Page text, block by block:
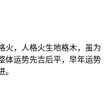
火，人格火生地格木，虽为
体运势先吉后平，早年运势
。